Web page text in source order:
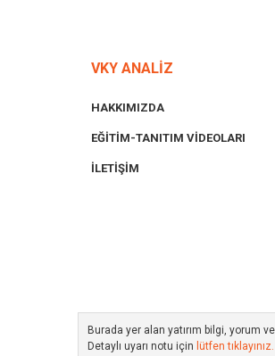
VKY ANALİZ
HAKKIMIZDA
EĞİTİM-TANITIM VİDEOLARI
İLETİŞİM
Burada yer alan yatırım bilgi, yorum
Detaylı uyarı notu için lütfen tıklayınız.